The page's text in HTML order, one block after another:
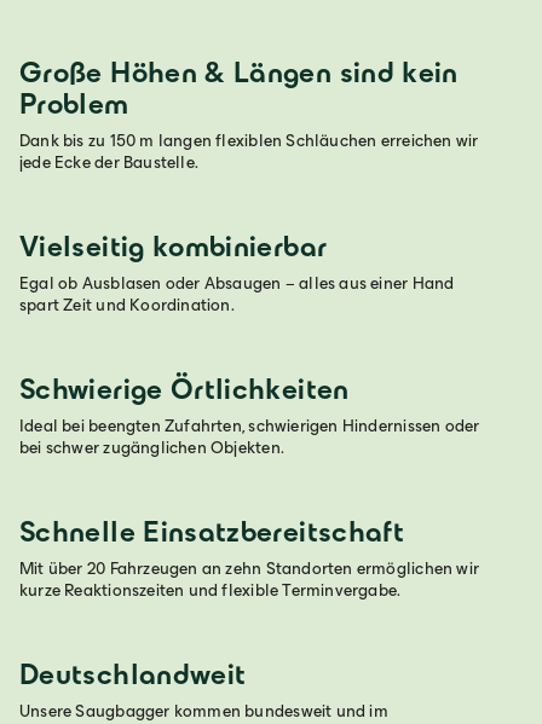
Große Höhen & Längen sind kein
Problem
Dank bis zu 150 m langen flexiblen Schläuchen erreichen wir
jede Ecke der Baustelle.
Vielseitig kombinierbar
Egal ob Ausblasen oder Absaugen – alles aus einer Hand
spart Zeit und Koordination.
Schwierige Örtlichkeiten
Ideal bei beengten Zufahrten, schwierigen Hindernissen oder
bei schwer zugänglichen Objekten.
Schnelle Einsatzbereitschaft
Mit über 20 Fahrzeugen an zehn Standorten ermöglichen wir
kurze Reaktionszeiten und flexible Terminvergabe.
Deutschlandweit
Unsere Saugbagger kommen bundesweit und im